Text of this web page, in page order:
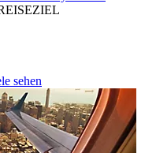
sehen